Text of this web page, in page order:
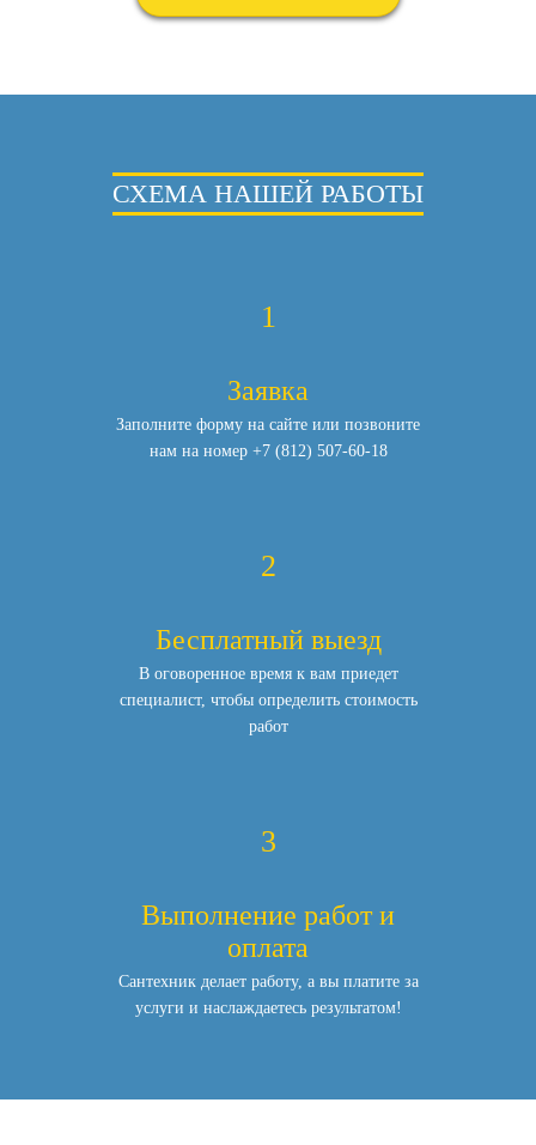
СХЕМА НАШЕЙ РАБОТЫ
1
Заявка
Заполните форму на сайте или позвоните
нам на номер +7 (812) 507-60-18
2
Бесплатный выезд
В оговоренное время к вам приедет
специалист, чтобы определить стоимость
работ
3
Выполнение работ и
оплата
Сантехник делает работу, а вы платите за
услуги и наслаждаетесь результатом!